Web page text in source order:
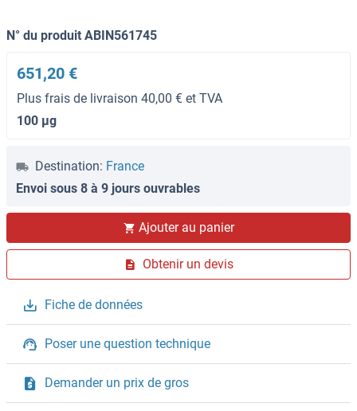
N° du produit ABIN561745
651,20 €
Plus frais de livraison 40,00 € et TVA
100 μg
Destination: France
Envoi sous 8 à 9 jours ouvrables
Ajouter au panier
Obtenir un devis
Fiche de données
Poser une question technique
Demander un prix de gros